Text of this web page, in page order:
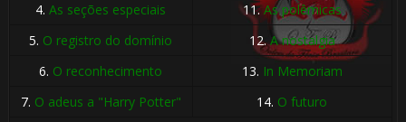
4.As seções especiais 11.As polêmicas
5. O registro do domínio 12.A nostalgia
6. O reconhecimento 13. In Memoriam
7. O adeus a "Harry Potter" 14. O futuro